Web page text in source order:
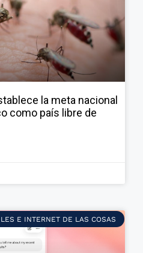
la meta nacional
como país libre de
E INTERNET DE LAS COSAS